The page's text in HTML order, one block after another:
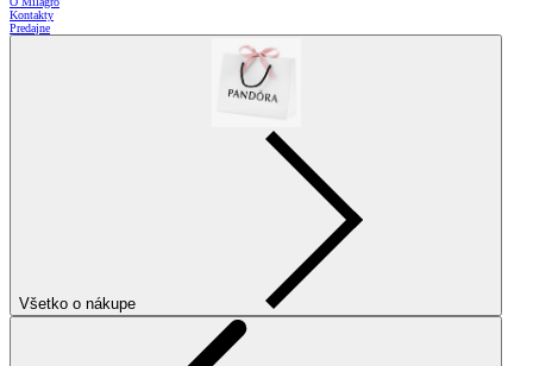
Kontakty
Predajne
Všetko o nákupe